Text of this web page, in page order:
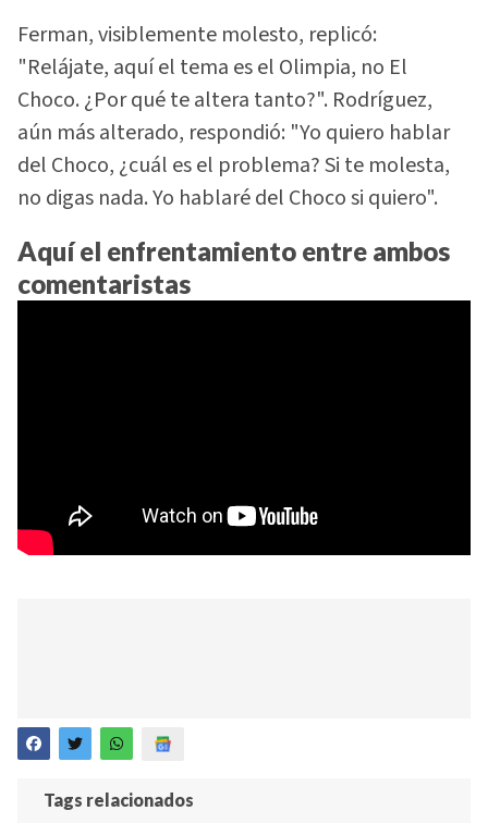
Ferman, visiblemente molesto, replicó:
"Relájate, aquí el tema es el Olimpia, no El
Choco. ¿Por qué te altera tanto?". Rodríguez,
aún más alterado, respondió: "Yo quiero hablar
del Choco, ¿cuál es el problema? Si te molesta,
no digas nada. Yo hablaré del Choco si quiero".
Aquí el enfrentamiento entre ambos
comentaristas
Tags relacionados